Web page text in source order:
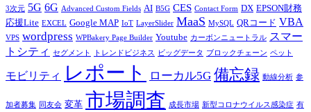
3次元 5G 6G Advanced Custom Fields AI B5G CES Contact Form DX EPSON財務
応援Lite EXCEL Google MAP IoT LayerSlider MaaS MySQL QRコード VBA
VPS wordpress WPBakery Page Builder Youtube カーボンニュートラル スマー
トシティ
セグメント トレンドビジネス ビッグデータ ブロックチェーン ペット
モビリティ レポート ローカル5G 備忘録 動線分析 参
加者募集 同友会 変革 市場調査 成長市場 新型コロナウイルス感染症 有